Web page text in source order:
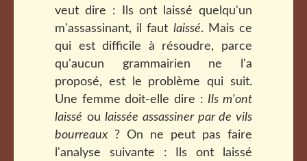
veut dire : Ils ont laissé quelqu'un
m'assassinant, il faut laissé. Mais ce
qui est difficile à résoudre, parce
qu'aucun grammairien ne l'a
proposé, est le problème qui suit.
Une femme doit-elle dire : Ils m'ont
laissé oulaissée assassiner par de vils
bourreaux ? On ne peut pas faire
l'analyse suivante : Ils ont laissé